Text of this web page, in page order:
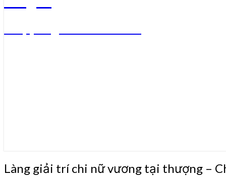
Làng
giải
Làng giải trí chi nữ vương tại thượng –